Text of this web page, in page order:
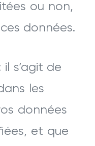
ou non,
données.
s’agit de
les
données
et que